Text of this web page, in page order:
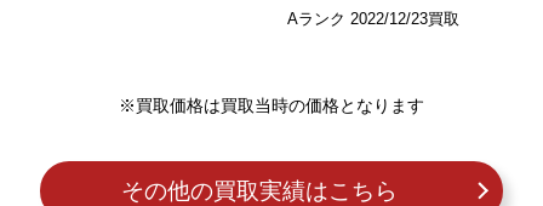
Aランク 2022/12/23買取
※買取価格は買取当時の価格となります
その他の買取実績はこちら